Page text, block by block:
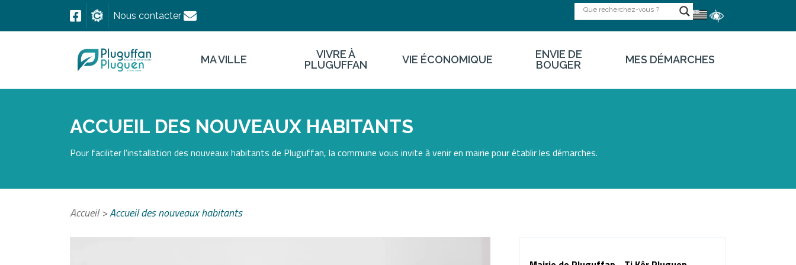
Nous contacter
MA VILLE
VIVRE À
PLUGUFFAN
VIE ÉCONOMIQUE
ENVIE DE
BOUGER
MES DÉMARCHES
ACCUEIL DES NOUVEAUX HABITANTS
Pour faciliter l'installation des nouveaux habitants de Pluguffan, la commune vous invite à venir en mairie pour établir les démarches.
Accueil>Accueil des nouveaux habitants